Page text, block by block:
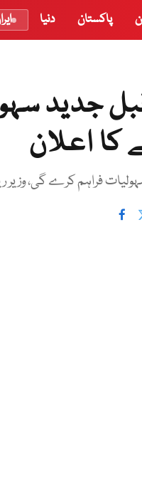
پاکستان دنیا
جدید
کا اعلان
سہولیات فراہم کرے گی،